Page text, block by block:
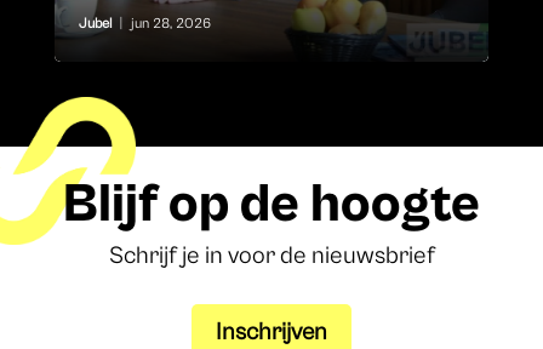
Jubel jun 28, 2026
Blijf op de hoogte
Schrijf je in voor de nieuwsbrief
Inschrijven